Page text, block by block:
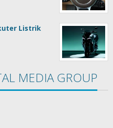
Listrik
MEDIA GROUP